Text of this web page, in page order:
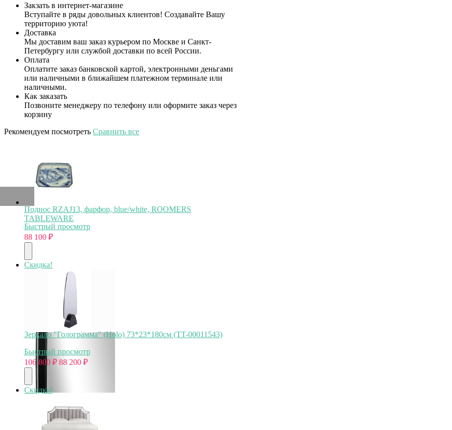
Закзать в интернет-магазине
Вступайте в ряды довольных клиентов! Создавайте Вашу
территорию уюта!
Доставка
Мы доставим ваш заказ курьером по Москве и Санкт-
Петербургу или службой доставки по всей России.
Оплата
Оплатите заказ банковской картой, электронными деньгами
или наличными в ближайшем платежном терминале или
наличными.
Как заказать
Позвоните менеджеру по телефону или оформите заказ через
корзину
Рекомендуем посмотреть Сравнить все
Поднос RZAJ13, фарфор, blue/white, ROOMERS
TABLEWARE
Быстрый просмотр
88 100 ₽
Скидка!
Зеркало "Голограмма" (Holo) 73*23*180см (TT-00011543)
Быстрый просмотр
106 800 ₽ 88 200 ₽
Скидка!